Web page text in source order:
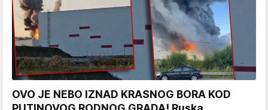
OVO JE NEBO IZNAD KRASNOG BORA KOD